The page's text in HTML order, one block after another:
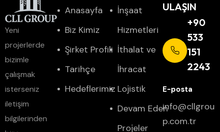
Yeni
projerlerde
bizimle
çalışmak
isterseniz
iletişim
bilgilerinden
Anasayfa
Biz Kimiz
Şirket Profili
Tarihçe
Hedeflerimiz
İnşaat
Hizmetleri
İthalat ve
İhracat
Lojistik
Devam Eden
Projeler
ULAŞIN
+90
533
151
2243
info@cllgrou
p.com.tr